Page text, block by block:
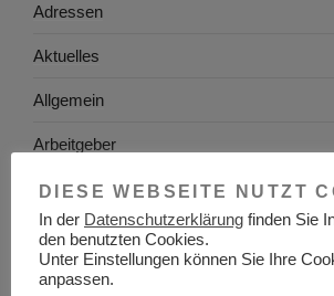
Adressen
Aktuelles
Allgemein
Arbeitgeber
Arbeitsplatzsuche
Arbeitsrecht
Arbeitswelt
DIESE WEBSEITE NUTZT
In der Datenschutzerklärung finden Sie
den benutzten Cookies.
Unter Einstellungen können Sie Ihre
anpassen.